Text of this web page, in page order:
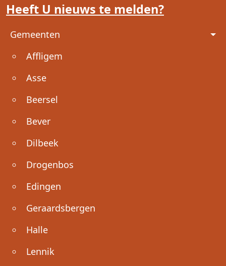
Heeft U nieuws te melden?
Voet
Gemeenten
Affligem
Asse
Beersel
Bever
Dilbeek
Drogenbos
Edingen
Geraardsbergen
Halle
Lennik